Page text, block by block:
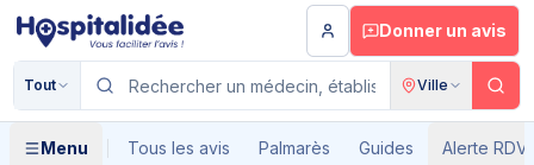
Aller au contenu principal
Donner un avis
Tout Ville
Menu Tous les avis Palmarès Guides Alerte RDV